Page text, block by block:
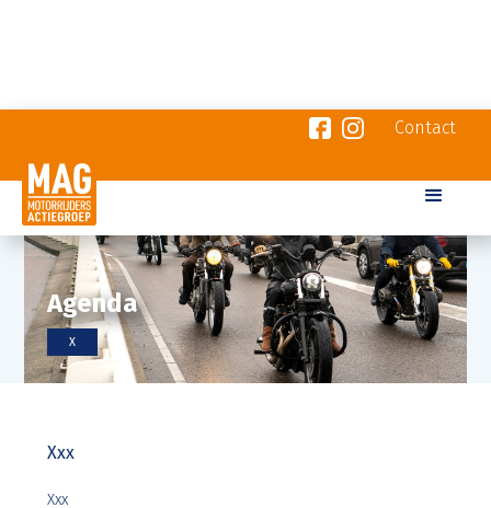
Contact
Agenda
X
Xxx
Xxx